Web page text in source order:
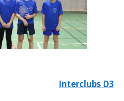
Interclubs D3